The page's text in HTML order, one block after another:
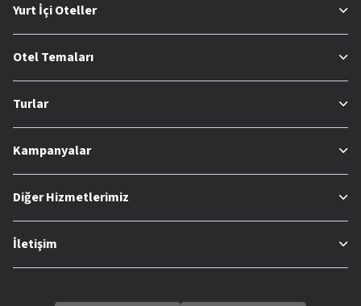
Yurt İçi Oteller
Otel Temaları
Turlar
Kampanyalar
Diğer Hizmetlerimiz
İletişim